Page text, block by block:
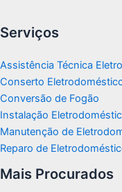
Serviços
Assistência Técnica
Conserto
Conversão de Fogão
Instalação
Manutenção de
Reparo de
Mais Procurados